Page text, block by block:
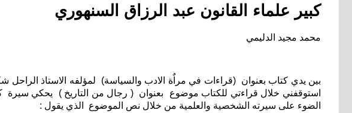
كبير علماء القانون عبد الرزاق السنهوري
محمد مجيد الدليمي
استوقفني خلال قراءتي للكتاب موضوع بعنوان ( رجال من التاريخ ) يحكي سيرة
الضوء على سيرته الشخصية والعلمية من خلال نص الموضوع الذي يقول :